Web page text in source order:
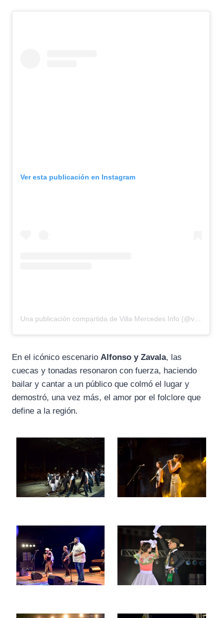
Ver esta publicación en Instagram
En el icónico escenario Alfonso y Zavala, las
cuecas y tonadas resonaron con fuerza, haciendo
bailar y cantar a un público que colmó el lugar y
demostró, una vez más, el amor por el folclore que
define a la región.